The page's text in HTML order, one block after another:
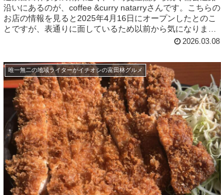
沿いにあるのが、coffee &curry natarryさんです。こちらの
お店の情報を見ると2025年4月16日にオープンしたとのこ
とですが、表通りに面しているため以前から気になりまし
た。ようやくそのチャンスがあったので、入ってみまし
2026.03.08
唯一無二の地域ライターがイチオシの富田林グルメ